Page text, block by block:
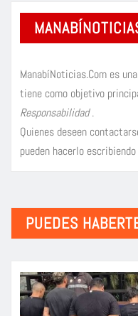
ManabíNoticias.Com es
tiene como objetivo
Responsabilidad.
Quienes deseen
pueden hacerlo escribiendo
PUEDES